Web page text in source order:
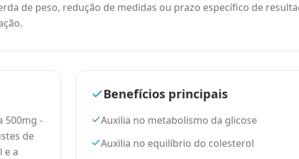
de peso, redução de medidas ou prazo específico de
500mg -
de
e a
Benefícios principais
Auxilia no metabolismo da glicose
Auxilia no equilíbrio do colesterol